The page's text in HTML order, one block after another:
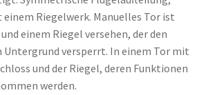
Riegelwerk. Manuelles Tor ist
einem Riegel versehen, der den
Untergrund versperrt. In einem Tor mit
und der Riegel, deren Funktionen
werden.